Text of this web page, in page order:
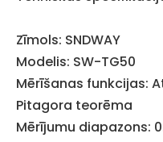
Zīmols: SNDWAY
Modelis: SW-TG50
Mērīšanas funkcijas:
Pitagora teorēma
Mērījumu diapazons: